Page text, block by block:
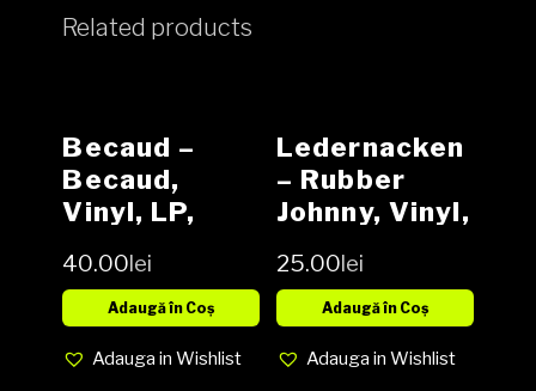
Related products
Becaud –
Becaud,
Vinyl, LP,
Cover VG-
(SH)
40.00lei
Adaugă în Coș
Adauga in Wishlist
Ledernacken
– Rubber
Johnny, Vinyl,
Limited
Edition,
Cover VG
25.00lei
Adaugă în Coș
Adauga in Wishlist